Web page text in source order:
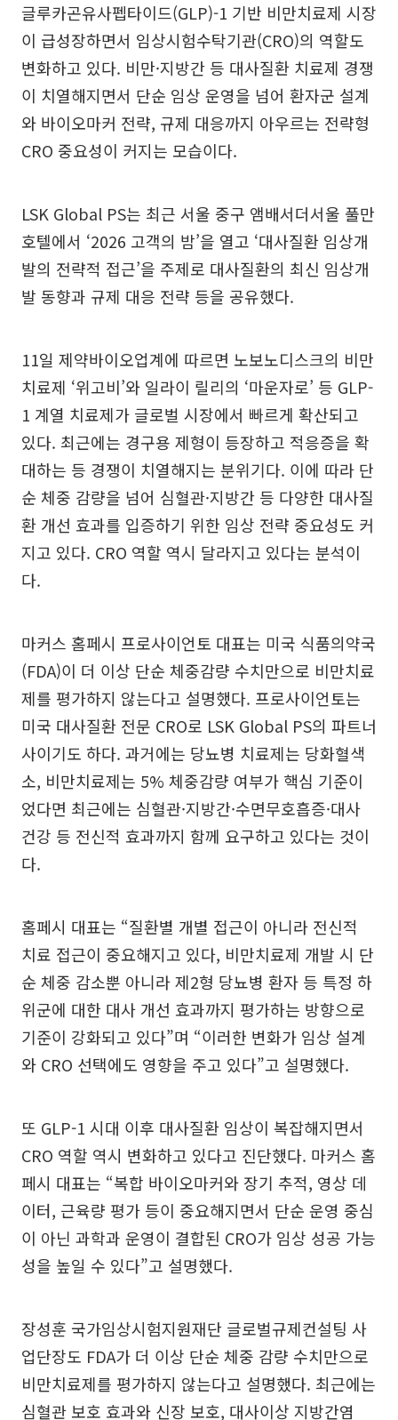
글루카곤유사펩타이드(GLP)-1 기반 비만치료제 시장
이 급성장하면서 임상시험수탁기관(CRO)의 역할도
변화하고 있다. 비만·지방간 등 대사질환 치료제 경쟁
이 치열해지면서 단순 임상 운영을 넘어 환자군 설계
와 바이오마커 전략, 규제 대응까지 아우르는 전략형
CRO 중요성이 커지는 모습이다.
LSK Global PS는 최근 서울 중구 앰배서더서울 풀만
호텔에서 ‘2026 고객의 밤’을 열고 ‘대사질환 임상개
발의 전략적 접근’을 주제로 대사질환의 최신 임상개
발 동향과 규제 대응 전략 등을 공유했다.
11일 제약바이오업계에 따르면 노보노디스크의 비만
치료제 ‘위고비’와 일라이 릴리의 ‘마운자로’ 등 GLP-
1 계열 치료제가 글로벌 시장에서 빠르게 확산되고
있다. 최근에는 경구용 제형이 등장하고 적응증을 확
대하는 등 경쟁이 치열해지는 분위기다. 이에 따라 단
순 체중 감량을 넘어 심혈관·지방간 등 다양한 대사질
환 개선 효과를 입증하기 위한 임상 전략 중요성도 커
지고 있다. CRO 역할 역시 달라지고 있다는 분석이
다.
마커스 홈페시 프로사이언토 대표는 미국 식품의약국
(FDA)이 더 이상 단순 체중감량 수치만으로 비만치료
제를 평가하지 않는다고 설명했다. 프로사이언토는
미국 대사질환 전문 CRO로 LSK Global PS의 파트너
사이기도 하다. 과거에는 당뇨병 치료제는 당화혈색
소, 비만치료제는 5% 체중감량 여부가 핵심 기준이
었다면 최근에는 심혈관·지방간·수면무호흡증·대사
건강 등 전신적 효과까지 함께 요구하고 있다는 것이
다.
홈페시 대표는 “질환별 개별 접근이 아니라 전신적
치료 접근이 중요해지고 있다, 비만치료제 개발 시 단
순 체중 감소뿐 아니라 제2형 당뇨병 환자 등 특정 하
위군에 대한 대사 개선 효과까지 평가하는 방향으로
기준이 강화되고 있다”며 “이러한 변화가 임상 설계
와 CRO 선택에도 영향을 주고 있다”고 설명했다.
또 GLP-1 시대 이후 대사질환 임상이 복잡해지면서
CRO 역할 역시 변화하고 있다고 진단했다. 마커스 홈
페시 대표는 “복합 바이오마커와 장기 추적, 영상 데
이터, 근육량 평가 등이 중요해지면서 단순 운영 중심
이 아닌 과학과 운영이 결합된 CRO가 임상 성공 가능
성을 높일 수 있다”고 설명했다.
장성훈 국가임상시험지원재단 글로벌규제컨설팅 사
업단장도 FDA가 더 이상 단순 체중 감량 수치만으로
비만치료제를 평가하지 않는다고 설명했다. 최근에는
심혈관 보호 효과와 신장 보호, 대사이상 지방간염